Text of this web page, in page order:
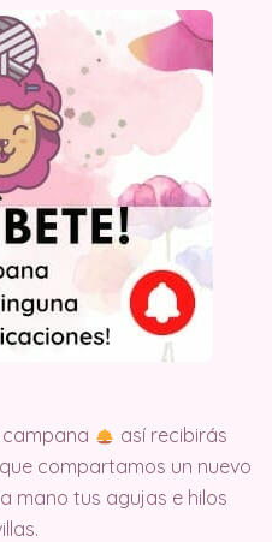
así recibirás
compartamos un nuevo
mano tus agujas e hilos